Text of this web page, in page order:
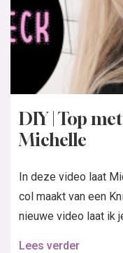
DIY | Top
Michelle
In deze video laat
col maakt van een
nieuwe video laat ik
Lees verder